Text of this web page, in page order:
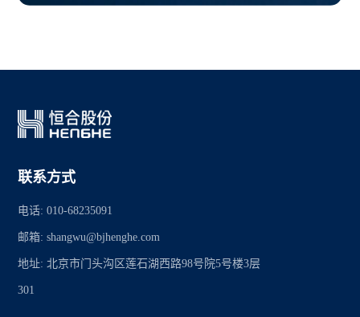
联系方式
电话: 010-68235091
邮箱: shangwu@bjhenghe.com
地址: 北京市门头沟区莲石湖西路98号院5号楼3层
301